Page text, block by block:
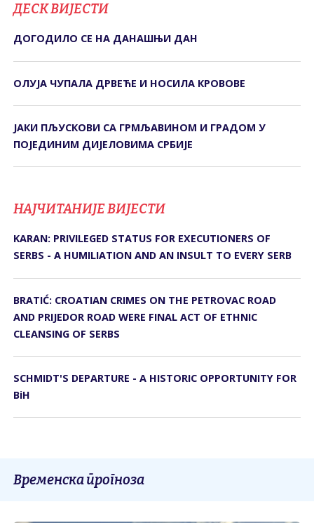
ДЕСК ВИЈЕСТИ
ДОГОДИЛО СЕ НА ДАНАШЊИ ДАН
ОЛУЈА ЧУПАЛА ДРВЕЋЕ И НОСИЛА КРОВОВЕ
ЈАКИ ПЉУСКОВИ СА ГРМЉАВИНОМ И ГРАДОМ У
ПОЈЕДИНИМ ДИЈЕЛОВИМА СРБИЈЕ
НАЈЧИТАНИЈЕ ВИЈЕСТИ
KARAN: PRIVILEGED STATUS FOR EXECUTIONERS OF
SERBS - A HUMILIATION AND AN INSULT TO EVERY SERB
BRATIĆ: CROATIAN CRIMES ON THE PETROVAC ROAD
AND PRIJEDOR ROAD WERE FINAL ACT OF ETHNIC
CLEANSING OF SERBS
SCHMIDT'S DEPARTURE - A HISTORIC OPPORTUNITY FOR
BiH
Временска прогноза